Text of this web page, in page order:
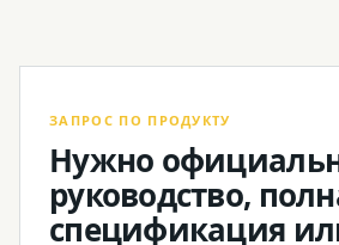
ЗАПРОС ПО ПРОДУКТУ
Нужно
руководство,
спецификация